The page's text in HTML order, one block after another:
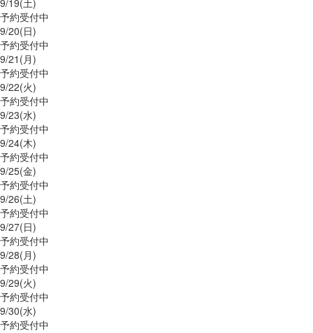
9/19(土)
予約受付中
9/20(日)
予約受付中
9/21 (月)
予約受付中
9/22(火)
予約受付中
9/23(水)
予約受付中
9/24(木)
予約受付中
9/25(金)
予約受付中
9/26(土)
予約受付中
9/27(日)
予約受付中
9/28(月)
予約受付中
9/29(火)
予約受付中
9/30(水)
予約受付中